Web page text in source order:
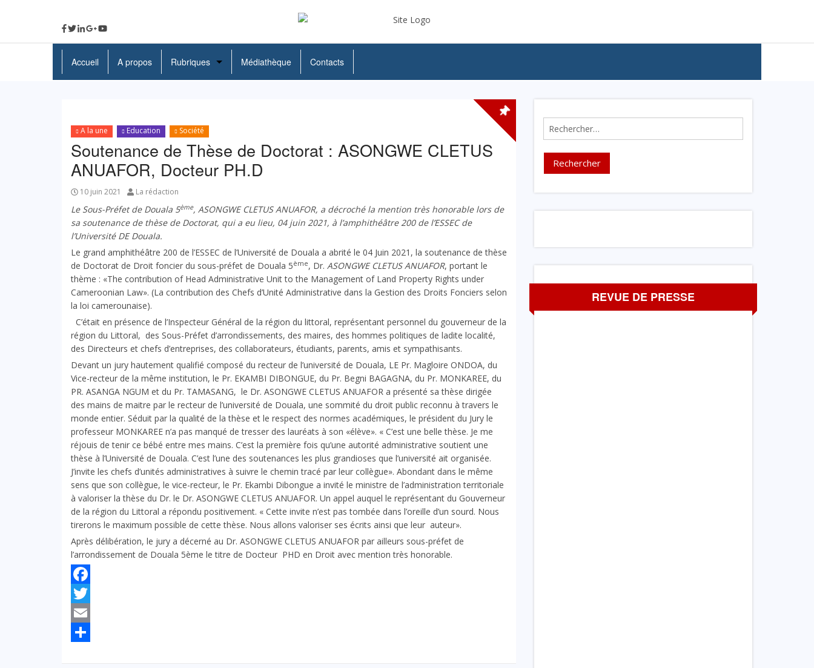
Accueil A propos Rubriques
Economie
Education
Société
Santé
Médiathèque Contacts
A la une Education Société
Soutenance de Thèse de Doctorat : ASONGWE CLETUS
ANUAFOR, Docteur PH.D
10 juin 2021 La rédaction
Le Sous-Préfet de Douala 5ème, ASONGWE CLETUS ANUAFOR, a décroché la mention très honorable lors de
sa soutenance de thèse de Doctorat, qui a eu lieu, 04 juin 2021, à l’amphithéâtre 200 de l’ESSEC de
l’Université DE Douala.
Le grand amphithéâtre 200 de l’ESSEC de l’Université de Douala a abrité le 04 Juin 2021, la soutenance de thèse
de Doctorat de Droit foncier du sous-préfet de Douala 5ème, Dr. ASONGWE CLETUS ANUAFOR, portant le
thème : «The contribution of Head Administrative Unit to the Management of Land Property Rights under
Cameroonian Law». (La contribution des Chefs d’Unité Administrative dans la Gestion des Droits Fonciers selon
la loi camerounaise).
C’était en présence de l’Inspecteur Général de la région du littoral, représentant personnel du gouverneur de la
région du Littoral, des Sous-Préfet d’arrondissements, des maires, des hommes politiques de ladite localité,
des Directeurs et chefs d’entreprises, des collaborateurs, étudiants, parents, amis et sympathisants.
Devant un jury hautement qualifié composé du recteur de l’université de Douala, LE Pr. Magloire ONDOA, du
Vice-recteur de la même institution, le Pr. EKAMBI DIBONGUE, du Pr. Begni BAGAGNA, du Pr. MONKAREE, du
PR. ASANGA NGUM et du Pr. TAMASANG, le Dr. ASONGWE CLETUS ANUAFOR a présenté sa thèse dirigée
des mains de maitre par le recteur de l’université de Douala, une sommité du droit public reconnu à travers le
monde entier. Séduit par la qualité de la thèse et le respect des normes académiques, le président du Jury le
professeur MONKAREE n’a pas manqué de tresser des lauréats à son «élève». « C’est une belle thèse. Je me
réjouis de tenir ce bébé entre mes mains. C’est la première fois qu’une autorité administrative soutient une
thèse à l’Université de Douala. C’est l’une des soutenances les plus grandioses que l’université ait organisée.
J’invite les chefs d’unités administratives à suivre le chemin tracé par leur collègue». Abondant dans le même
sens que son collègue, le vice-recteur, le Pr. Ekambi Dibongue a invité le ministre de l’administration territoriale
à valoriser la thèse du Dr. le Dr. ASONGWE CLETUS ANUAFOR. Un appel auquel le représentant du Gouverneur
de la région du Littoral a répondu positivement. « Cette invite n’est pas tombée dans l’oreille d’un sourd. Nous
tirerons le maximum possible de cette thèse. Nous allons valoriser ses écrits ainsi que leur auteur».
Après délibération, le jury a décerné au Dr. ASONGWE CLETUS ANUAFOR par ailleurs sous-préfet de
l’arrondissement de Douala 5ème le titre de Docteur PHD en Droit avec mention très honorable.
Facebook
Twitter
Email
Rechercher :
REVUE DE PRESSE